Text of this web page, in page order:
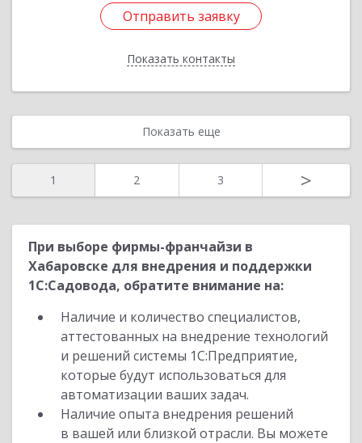
Отправить заявку
Показать контакты
Отправить заявку
Назад
Показать еще
1 2 3 >
При выборе фирмы-франчайзи в
Хабаровске для внедрения и поддержки
1С:Садовода, обратите внимание на:
Наличие и количество специалистов,
аттестованных на внедрение технологий
и решений системы 1С:Предприятие,
которые будут использоваться для
автоматизации ваших задач.
Наличие опыта внедрения решений
в вашей или близкой отрасли. Вы можете